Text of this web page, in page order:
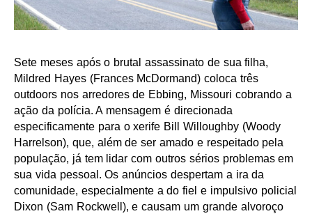
Sete meses após o brutal assassinato de sua filha,
Mildred Hayes (Frances McDormand) coloca três
outdoors nos arredores de Ebbing, Missouri cobrando a
ação da polícia. A mensagem é direcionada
especificamente para o xerife Bill Willoughby (Woody
Harrelson), que, além de ser amado e respeitado pela
população, já tem lidar com outros sérios problemas em
sua vida pessoal. Os anúncios despertam a ira da
comunidade, especialmente a do fiel e impulsivo policial
Dixon (Sam Rockwell), e causam um grande alvoroço